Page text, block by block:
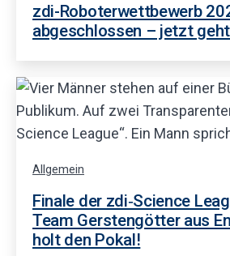
zdi-Roboterwettbewerb
abgeschlossen – jetzt
Allgemein
Finale der zdi‑Science
Team Gerstengötter aus
holt den Pokal!